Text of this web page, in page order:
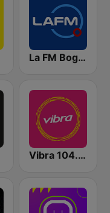
La FM Bogotá
Vibra 104.9 FM